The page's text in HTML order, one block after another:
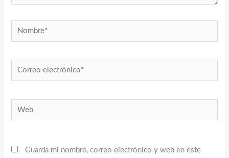
Nombre*
Correo
electrónico*
Web
Guarda mi nombre, correo electrónico y web en este